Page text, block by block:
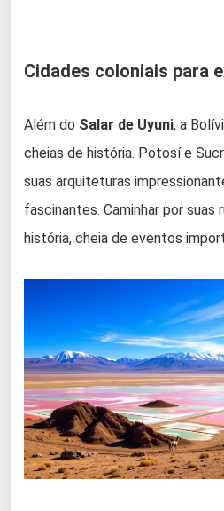
Cidades coloniais para
Além do Salar de Uyuni, a
cheias de história. Potosí e
suas arquiteturas
fascinantes. Caminhar por suas
história, cheia de eventos